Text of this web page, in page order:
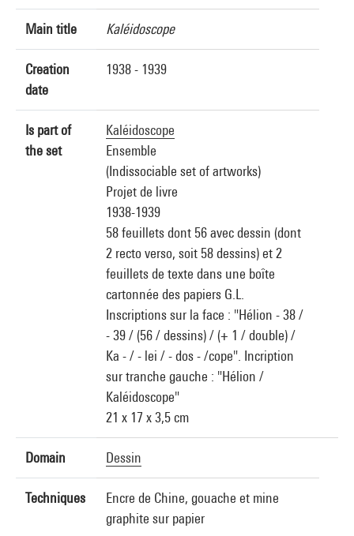
Main title Kaléidoscope
Creation
date
1938 - 1939
Is part of
the set
Kaléidoscope
Ensemble
(Indissociable set of artworks)
Projet de livre
1938-1939
58 feuillets dont 56 avec dessin (dont
2 recto verso, soit 58 dessins) et 2
feuillets de texte dans une boîte
cartonnée des papiers G.L.
Inscriptions sur la face : "Hélion - 38 /
- 39 / (56 / dessins) / (+ 1 / double) /
Ka - / - lei / - dos - /cope". Incription
sur tranche gauche : "Hélion /
Kaléidoscope"
21 x 17 x 3,5 cm
Domain Dessin
Techniques
Encre de Chine, gouache et mine
graphite sur papier